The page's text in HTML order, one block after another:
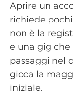
Aprire un
richiede
non è la
e una gig che
passaggi nel
gioca la
iniziale.